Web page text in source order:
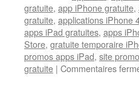
gratuite, app iPhone gratuite,
gratuite, applications iPhone
apps iPad gratuites, apps
Store, gratuite temporaire
promos apps iPad, site
gratuite | Commentaires